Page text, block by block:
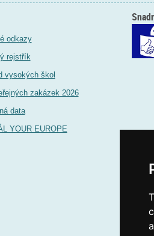
odkazy
rejstřík
vysokých škol
zakázek 2026
data
YOUR EUROPE